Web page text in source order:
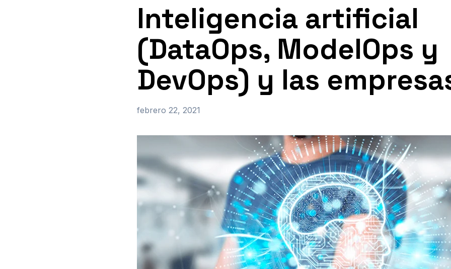
Inteligencia artificial
(DataOps, ModelOps y
DevOps) y las
febrero 22, 2021